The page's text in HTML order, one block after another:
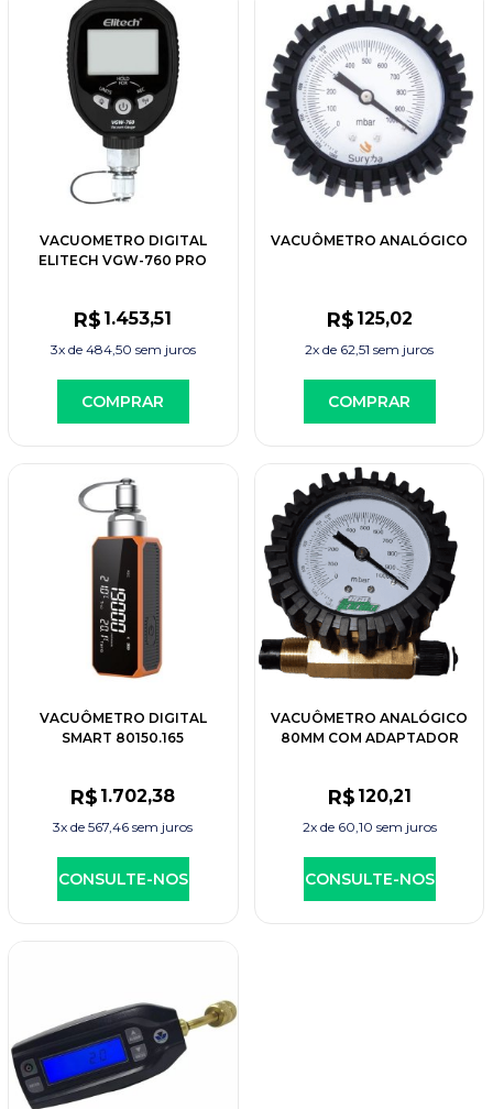
VACUOMETRO DIGITAL
ELITECH VGW-760 PRO
R$ 1.453,51
3x de 484,50 sem juros
COMPRAR
VACUÔMETRO ANALÓGICO
R$ 125,02
2x de 62,51 sem juros
COMPRAR
VACUÔMETRO DIGITAL
SMART 80150.165
R$ 1.702,38
3x de567,46 sem juros
CONSULTE-NOS
VACUÔMETRO ANALÓGICO
80MM COM ADAPTADOR
R$ 120,21
2x de 60,10 sem juros
CONSULTE-NOS